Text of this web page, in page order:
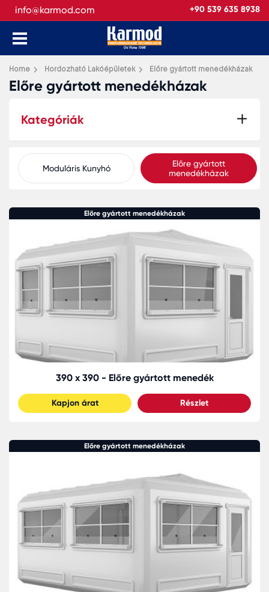
info@karmod.com +90 539 635 8938
Home Hordozható Lakóépületek Előre gyártott menedékházak
Előre gyártott menedékházak
Kategóriák
Moduláris Kunyhó
Előre gyártott
menedékházak
Előre gyártott menedékházak
390 x 390 - Előre gyártott menedék
Kapjon árat Részlet
Előre gyártott menedékházak